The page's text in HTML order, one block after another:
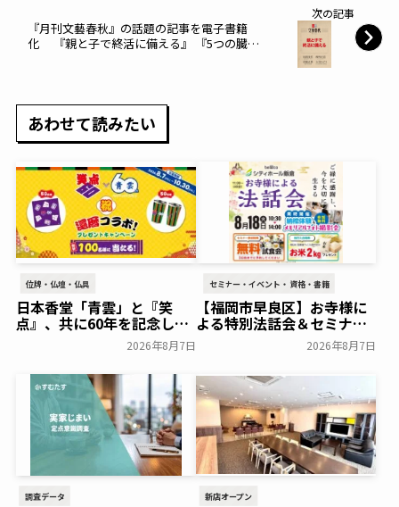
次の記事
『月刊文藝春秋』の話題の記事を電子書籍
化 『親と子で終活に備える』 『5つの臓器
あわせて読みたい
位牌・仏壇・仏具
日本香堂「青雲」と『笑
点』、共に60年を記念した
初コラボ！オリジナルグッ
ズのプレゼントキャンペー
ンを実施～日本香堂～
一般公開
2026年8月7日
セミナー・イベント・資格・書籍
【福岡市早良区】お寺様に
よる特別法話会＆セミナー
特典「無料試食会」を8月
18日(月)にシティホール飯
倉にて開催！～ベルコ～
一般公開
2026年8月7日
調査データ 新店オープン